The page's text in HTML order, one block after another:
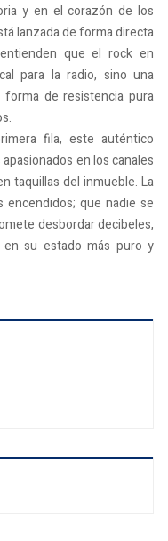
y en el corazón de los
lanzada de forma directa
que el rock en
para la radio, sino una
de resistencia pura
fila, este auténtico
en los canales
taquillas del inmueble. La
encendidos; que nadie se
desbordar decibeles,
su estado más puro y